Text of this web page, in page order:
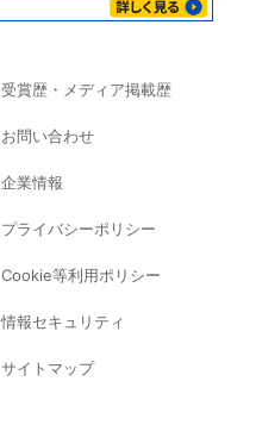
受賞歴・メディア掲載歴
お問い合わせ
企業情報
プライバシーポリシー
Cookie等利用ポリシー
情報セキュリティ
サイトマップ